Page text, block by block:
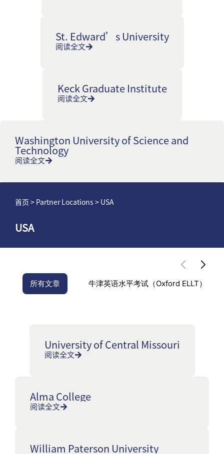
St. Edward’s University
阅读全文
Keck Graduate Institute
阅读全文
Washington University of Science and
Technology
阅读全文
首页 > Partner Locations > USA
USA
所有文章 牛津英语水平考试（Oxford ELLT）
University of Central Missouri
阅读全文
Alma College
阅读全文
William Paterson University